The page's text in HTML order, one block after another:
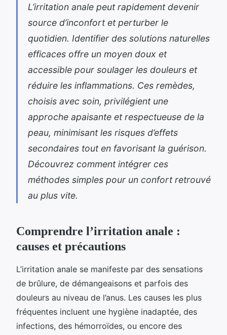
L’irritation anale peut rapidement devenir
source d’inconfort et perturber le
quotidien. Identifier des solutions naturelles
efficaces offre un moyen doux et
accessible pour soulager les douleurs et
réduire les inflammations. Ces remèdes,
choisis avec soin, privilégient une
approche apaisante et respectueuse de la
peau, minimisant les risques d’effets
secondaires tout en favorisant la guérison.
Découvrez comment intégrer ces
méthodes simples pour un confort retrouvé
au plus vite.
Comprendre l’irritation anale :
causes et précautions
L’irritation anale se manifeste par des sensations
de brûlure, de démangeaisons et parfois des
douleurs au niveau de l’anus. Les causes les plus
fréquentes incluent une hygiène inadaptée, des
infections, des hémorroïdes, ou encore des